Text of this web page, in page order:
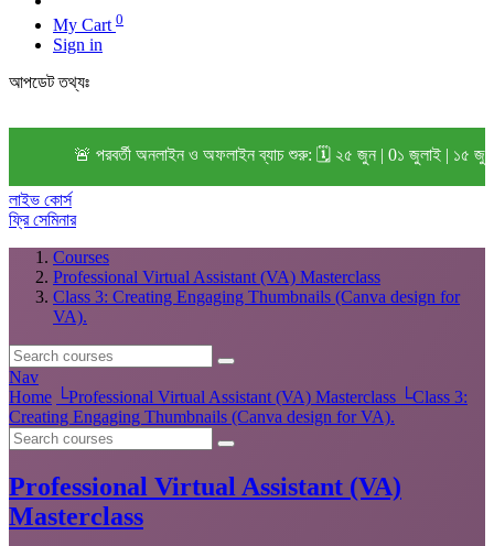
My Cart 0
Sign in
আপডেট তথ্যঃ
🚨 পরবর্তী অনলাইন ও অফলাইন ব্যাচ শুরু: 🗓️ ২৫ জুন | 0১ জুলাই | ১৫
লাইভ কোর্স
ফ্রি সেমিনার
Courses
Professional Virtual Assistant (VA) Masterclass
Class 3: Creating Engaging Thumbnails (Canva design for
VA).
Nav
Home └Professional Virtual Assistant (VA) Masterclass └Class 3:
Creating Engaging Thumbnails (Canva design for VA).
Professional Virtual Assistant (VA)
Masterclass